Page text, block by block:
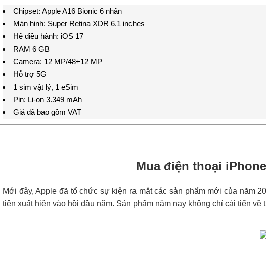
Chipset: Apple A16 Bionic 6 nhân
Màn hinh: Super Retina XDR 6.1 inches
Hệ điều hành: iOS 17
RAM 6 GB
Camera: 12 MP/48+12 MP
Hỗ trợ 5G
1 sim vật lý, 1 eSim
Pin: Li-on 3.349 mAh
Giá đã bao gồm VAT
Mua điện thoại
Mới đây, Apple đã tổ chức sự kiện ra mắt các sản phẩm mới của năm
tiên xuất hiện vào hồi đầu năm. Sản phẩm năm nay không chỉ cải tiến